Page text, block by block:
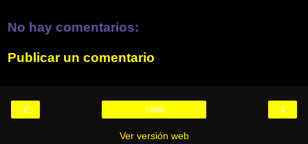
No hay comentarios:
Publicar un comentario
‹ ›
Inicio
Ver versión web